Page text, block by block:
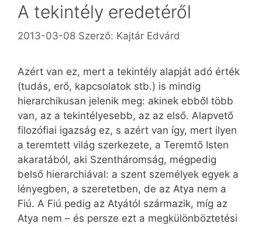
A tekintély eredetéről
2013-03-08 Szerző: Kajtár Edvárd
Azért van ez, mert a tekintély alapját adó érték
(tudás, erő, kapcsolatok stb.) is mindig
hierarchikusan jelenik meg: akinek ebből több
van, az a tekintélyesebb, az az első. Alapvető
filozófiai igazság ez, s azért van így, mert ilyen
a teremtett világ szerkezete, a Teremtő Isten
akaratából, aki Szentháromság, mégpedig
belső hierarchiával: a szent személyek egyek a
lényegben, a szeretetben, de az Atya nem a
Fiú. A Fiú pedig az Atyától származik, míg az
Atya nem – és persze ezt a megkülönböztetési